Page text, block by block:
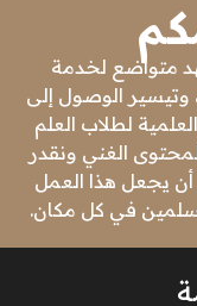
متواضع لخدمة
وتيسير الوصول إلى
لطلاب العلم
الغني ونقدر
أن يجعل هذا العمل
في كل مكان.